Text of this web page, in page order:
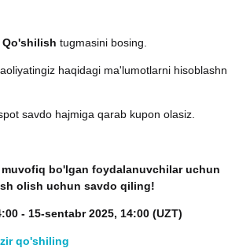
Qo'shilish tugmasini bosing.
haqidagi ma'lumotlarni
savdo hajmiga qarab kupon olasiz.
bo'lgan foydalanuvchilar uchun
olish uchun savdo qiling!
- 15-sentabr 2025, 14:00 (UZT)
qo'shiling